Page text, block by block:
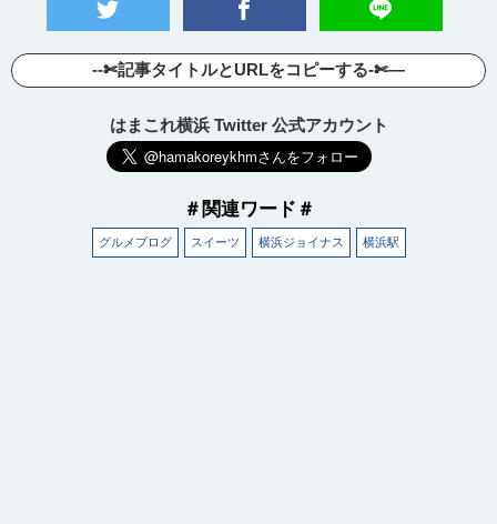
--✄記事タイトルとURLをコピーする-✄—
はまこれ横浜 Twitter 公式アカウント
＃関連ワード＃
グルメブログ スイーツ 横浜ジョイナス 横浜駅